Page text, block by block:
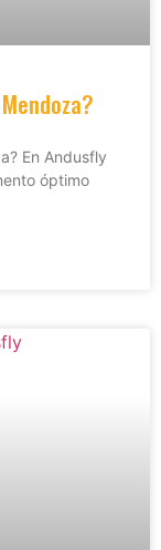
En Andusfly
óptimo